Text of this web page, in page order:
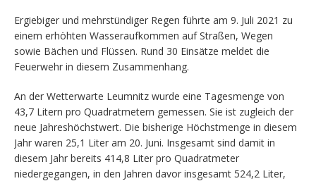
Ergiebiger und mehrstündiger Regen führte am 9. Juli 2021 zu
einem erhöhten Wasseraufkommen auf Straßen, Wegen
sowie Bächen und Flüssen. Rund 30 Einsätze meldet die
Feuerwehr in diesem Zusammenhang.
An der Wetterwarte Leumnitz wurde eine Tagesmenge von
43,7 Litern pro Quadratmetern gemessen. Sie ist zugleich der
neue Jahreshöchstwert. Die bisherige Höchstmenge in diesem
Jahr waren 25,1 Liter am 20. Juni. Insgesamt sind damit in
diesem Jahr bereits 414,8 Liter pro Quadratmeter
niedergegangen, in den Jahren davor insgesamt 524,2 Liter,